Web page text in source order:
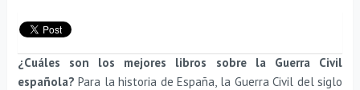
¿Cuáles son los mejores libros sobre la Guerra Civil
española?Para la historia de España, la Guerra Civil del siglo